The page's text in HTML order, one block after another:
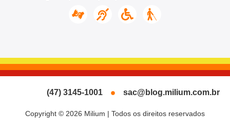
Copyright © 2026 Milium | Todos os direitos reservados
(47) 3145-1001 sac@blog.milium.com.br